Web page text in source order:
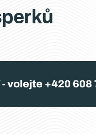
volejte +420 608